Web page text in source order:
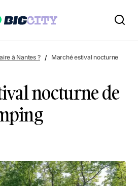
à Nantes ?
Marché estival nocturne
nocturne de